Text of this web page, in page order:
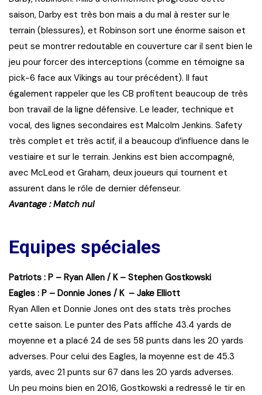
saison, Darby est très bon mais a du mal à rester sur le
terrain (blessures), et Robinson sort une énorme saison et
peut se montrer redoutable en couverture car il sent bien le
jeu pour forcer des interceptions (comme en témoigne sa
pick-6 face aux Vikings au tour précédent). Il faut
également rappeler que les CB profitent beaucoup de très
bon travail de la ligne défensive. Le leader, technique et
vocal, des lignes secondaires est Malcolm Jenkins. Safety
très complet et très actif, il a beaucoup d’influence dans le
vestiaire et sur le terrain. Jenkins est bien accompagné,
avec McLeod et Graham, deux joueurs qui tournent et
assurent dans le rôle de dernier défenseur.
Avantage : Match nul
Equipes spéciales
Patriots : P – Ryan Allen / K – Stephen Gostkowski
Eagles : P – Donnie Jones / K – Jake Elliott
Ryan Allen et Donnie Jones ont des stats très proches
cette saison. Le punter des Pats affiche 43.4 yards de
moyenne et a placé 24 de ses 58 punts dans les 20 yards
adverses. Pour celui des Eagles, la moyenne est de 45.3
yards, avec 21 punts sur 67 dans les 20 yards adverses.
Un peu moins bien en 2016, Gostkowski a redressé le tir en